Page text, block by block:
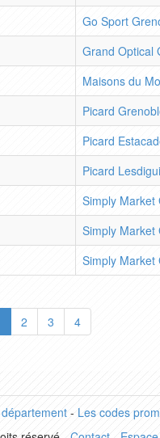
Go Sport
Grand Optical
Maisons du
Picard
Picard
Picard
Simply Market
Simply Market
Simply Market
2 3 4
- Les codes